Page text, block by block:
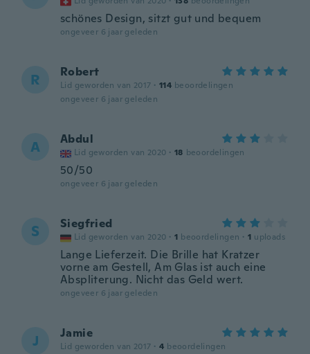
schönes Design, sitzt gut und bequem
ongeveer 6 jaar geleden
R Robert
Lid geworden van 2017 · 114 beoordelingen
ongeveer 6 jaar geleden
A Abdul
Lid geworden van 2020 · 18 beoordelingen
50/50
ongeveer 6 jaar geleden
S Siegfried
Lid geworden van 2020 · 1 beoordelingen · 1 uploads
Lange Lieferzeit. Die Brille hat Kratzer
vorne am Gestell, Am Glas ist auch eine
Abspliterung. Nicht das Geld wert.
ongeveer 6 jaar geleden
J Jamie
Lid geworden van 2017 · 4 beoordelingen